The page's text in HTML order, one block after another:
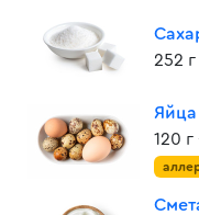
252 г
Яйца
120 г